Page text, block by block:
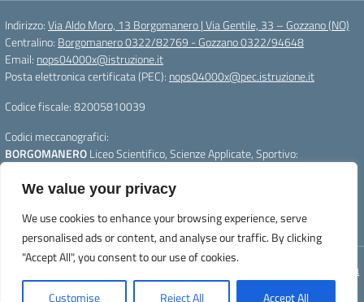
We value your privacy
We use cookies to enhance your browsing experience, serve
personalised ads or content, and analyse our traffic. By clicking
"Accept All", you consent to our use of cookies.
Customise Reject All Accept All
Indirizzo:Via Aldo Moro, 13 Borgomanero | Via Gentile, 33 – Gozzano (NO)
Centralino: Borgomanero 0322/82769 - Gozzano 0322/94648
Email: nops04000x@istruzione.it
Posta elettronica certificata (PEC): nops04000x@pec.istruzione.it
Codice fiscale: 82005810039
Codici meccanografici:
BORGOMANEROLiceo Scientifico, Scienze Applicate, Sportivo:
GOZZANOLiceo Linguistico e Scienze Umane :
pagina premere CTRL+F5
Concept & Design by Designers Italia